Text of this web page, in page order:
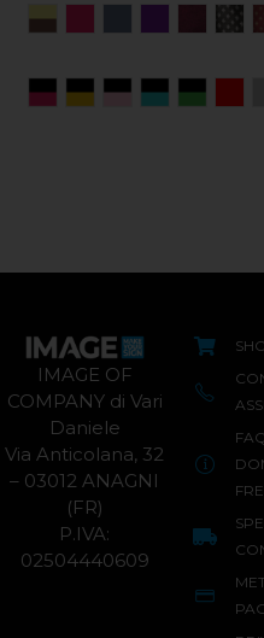
IMAGE OF
COMPANY di Vari
Daniele
Via Anticolana, 32
– 03012 ANAGNI
(FR)
P.IVA:
02504440609